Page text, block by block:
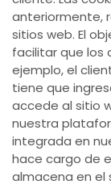
anteriormente,
sitios web. El
facilitar que los
ejemplo, el
tiene que
accede al sitio
nuestra
integrada en
hace cargo de
almacena en el